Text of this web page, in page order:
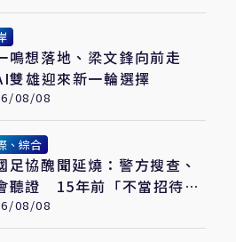
鳴想落地、梁文鋒向前走
雙雄迎來新一輪選擇
08/08
、綜合
足協醜聞延燒：警方搜查、
聽證 15年前「不當招待」
重見天日
08/08